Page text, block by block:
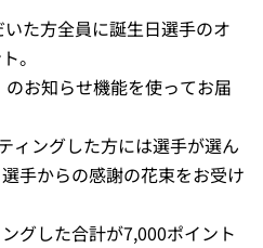
た方全員に誕生日選手のオ
。
お知らせ機能を使ってお届
ィングした方には選手が選ん
手からの感謝の花束をお受け
グした合計が7,000ポイント